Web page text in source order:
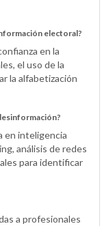
electoral?
en la
el uso de la
la alfabetización
en inteligencia
análisis de redes
para identificar
a profesionales